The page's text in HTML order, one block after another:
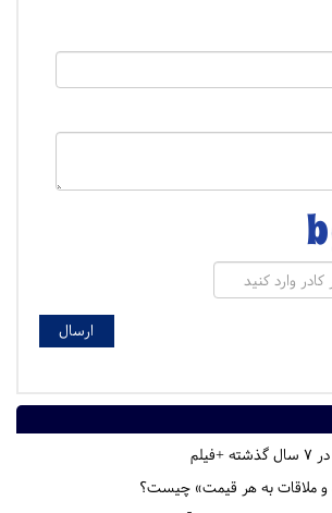
و ملاقات به هر قیمت» چیست؟